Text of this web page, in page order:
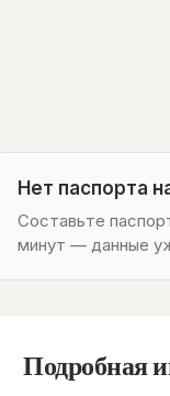
Нет паспорта
Составьте
минут — данные
Подробная